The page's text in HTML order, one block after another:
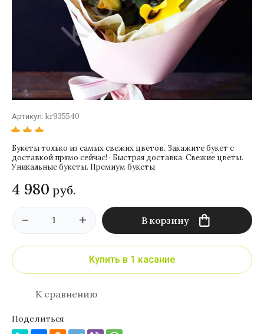
Артикул: kr935540
Букеты только из самых свежих цветов. Закажите букет с
доставкой прямо сейчас! · Быстрая доставка. Свежие цветы.
Уникальные букеты. Премиум букеты
4 980 руб.
В корзину
Купить в 1 касание
К сравнению
Поделиться